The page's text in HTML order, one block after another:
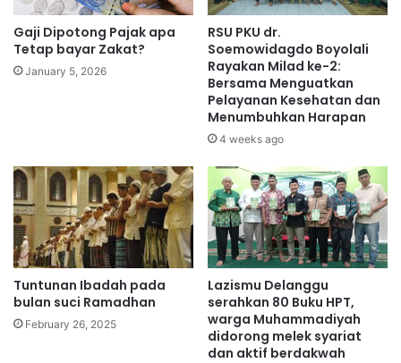
Gaji Dipotong Pajak apa
Tetap bayar Zakat?
January 5, 2026
RSU PKU dr.
Soemowidagdo Boyolali
Rayakan Milad ke-2:
Bersama Menguatkan
Pelayanan Kesehatan dan
Menumbuhkan Harapan
4 weeks ago
Tuntunan Ibadah pada
bulan suci Ramadhan
February 26, 2025
Lazismu Delanggu
serahkan 80 Buku HPT,
warga Muhammadiyah
didorong melek syariat
dan aktif berdakwah